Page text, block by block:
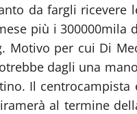
da fargli ricevere
più i 300000mila
Motivo per cui Di
dagli una
Il centrocampista
al termine